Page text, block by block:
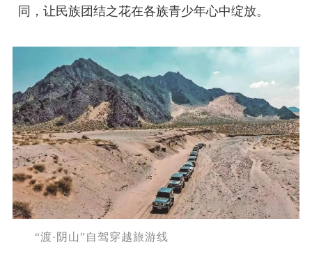
同，让民族团结之花在各族青少年心中绽放。
“渡·阴山”自驾穿越旅游线